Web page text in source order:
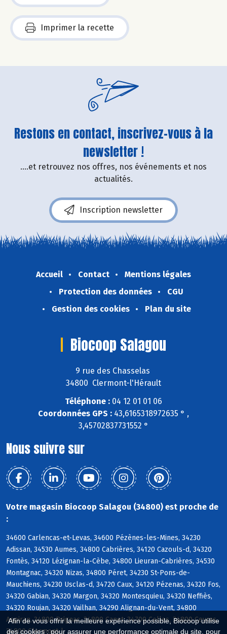
Afin de vous offrir la meilleure expérience possible, Biocoop utilise
des cookies : pour assurer une performance optimale du site, pour
Imprimer la recette
Restons en contact, inscrivez-vous à la
newsletter !
....et retrouvez nos offres, nos événements et nos
actualités.
Inscription newsletter
Accueil Contact
Mentions légales
Protection des données
CGU
Gestion des cookies
Plan du site
Biocoop Salagou
9 rue des Chasselas
34800 Clermont-l'Hérault
Téléphone : 04 12 01 01 06
Coordonnées GPS : 43,6165318972635 ° ,
3,45702837731552 °
Nous suivre sur
Votre magasin Biocoop Salagou (34800) est proche de
:
34600 Carlencas-et-Levas, 34600 Pézènes-les-Mines, 34230
Adissan, 34530 Aumes, 34800 Cabrières, 34120 Cazouls-d, 34320
Fontès, 34120 Lézignan-la-Cèbe, 34800 Lieuran-Cabrières, 34530
Montagnac, 34320 Nizas, 34800 Péret, 34230 St-Pons-de-
Mauchiens, 34230 Usclas-d, 34720 Caux, 34120 Pézenas, 34320 Fos,
34320 Gabian, 34320 Margon, 34320 Montesquieu, 34320 Neffiès,
34320 Roujan, 34320 Vailhan, 34290 Alignan-du-Vent, 34800
Aspiran, 34800 Brignac, 34800 Canet, 34700 Celles, 34800 Ceyras,
34800 Clermont-l